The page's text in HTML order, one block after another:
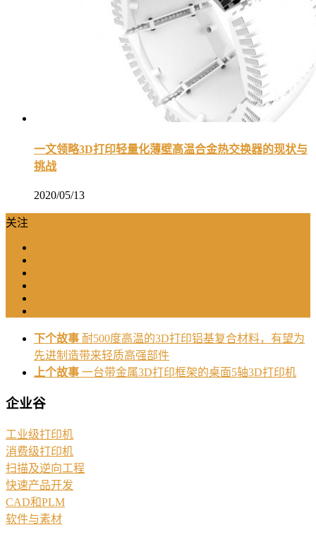
一文领略3D打印轻量化薄壁高温合金热交换器的现状与
挑战
2020/05/13
关注
下个故事 耐500度高温的3D打印铝基复合材料，有望为
先进制造带来轻质高强部件
上个故事 一台带金属3D打印框架的桌面5轴3D打印机
企业谷
工业级打印机
消费级打印机
扫描及逆向工程
快速产品开发
CAD和PLM
软件与素材